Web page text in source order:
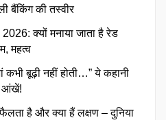
बैंकिंग की तस्वीर
क्यों मनाया जाता है रेड
महत्व
बूढ़ी नहीं होती…” ये कहानी
आंखें!
है और क्या हैं लक्षण – दुनिया